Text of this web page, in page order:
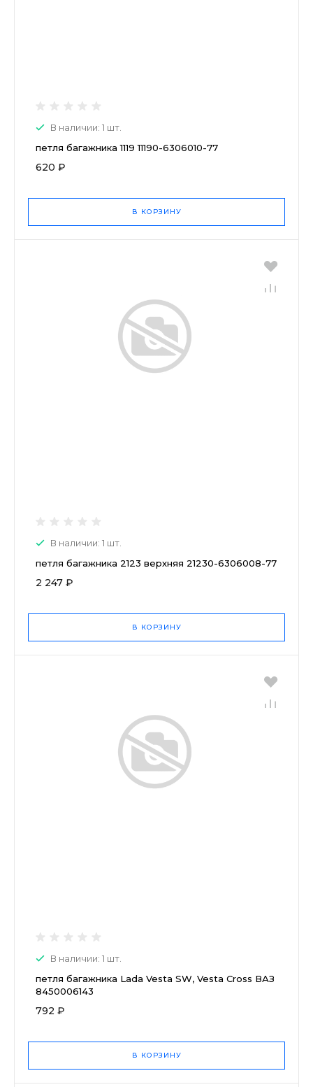
В наличии: 1 шт.
петля багажника 1119 11190-6306010-77
620 ₽
В КОРЗИНУ
В наличии: 1 шт.
петля багажника 2123 верхняя 21230-6306008-77
2 247 ₽
В КОРЗИНУ
В наличии: 1 шт.
петля багажника Lada Vesta SW, Vesta Cross ВАЗ
8450006143
792 ₽
В КОРЗИНУ